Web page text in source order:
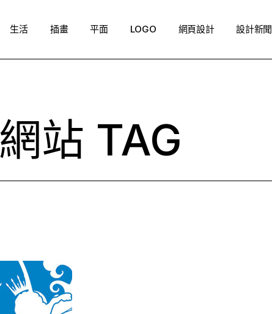
生活 插畫 平面 LOGO 網頁設計 設計新聞
網站 TAG